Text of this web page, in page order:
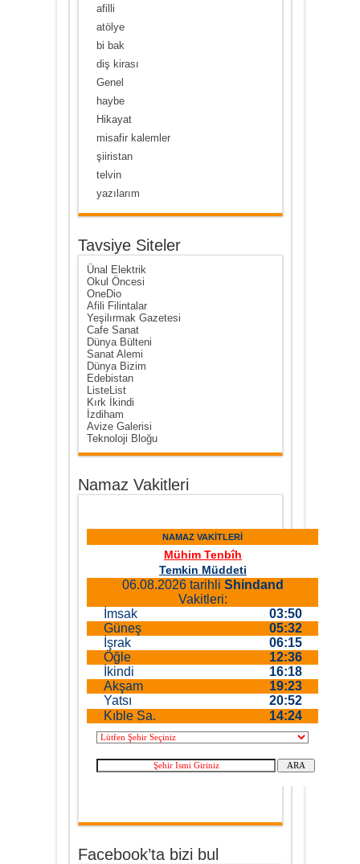
afilli
atölye
bi bak
diş kirası
Genel
haybe
Hikayat
misafir kalemler
şiiristan
telvin
yazılarım
Tavsiye Siteler
Ünal Elektrik
Okul Öncesi
OneDio
Afili Filintalar
Yeşilırmak Gazetesi
Cafe Sanat
Dünya Bülteni
Sanat Alemi
Dünya Bizim
Edebistan
ListeList
Kırk İkindi
İzdiham
Avize Galerisi
Teknoloji Bloğu
Namaz Vakitleri
Facebook’ta bizi bul